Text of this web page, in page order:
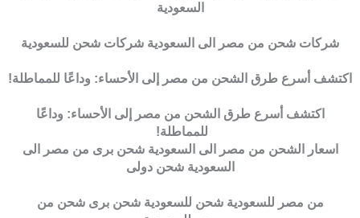
السعودية
شركات شحن من مصر الى السعودية شركات شحن للسعودية
اكتشف أسرع طرق الشحن من مصر إلى الأحساء: وداعًا للمماطلة!
اكتشف أسرع طرق الشحن من مصر إلى الأحساء: وداعًا
للمماطلة!
اسعار الشحن من مصر الى السعودية شحن برى من مصر الى
السعودية شحن دولى
من مصر للسعودية شحن للسعودية شحن برى شحن من